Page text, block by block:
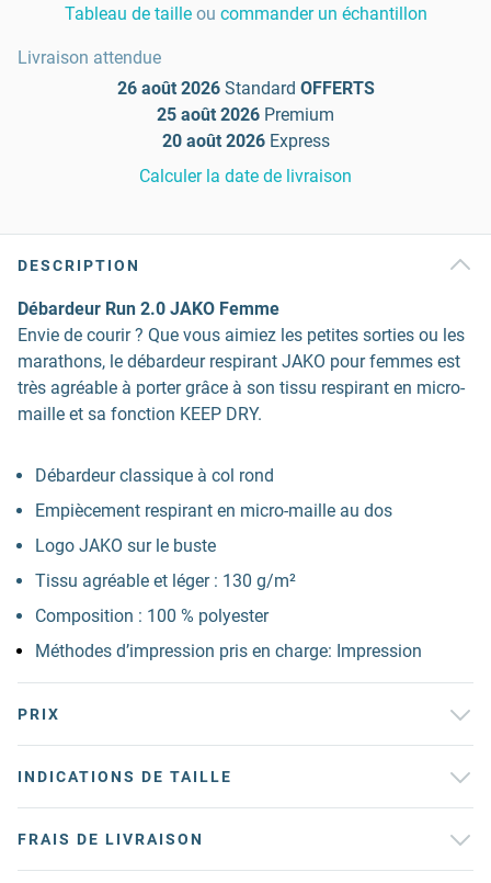
Tableau de taille ou commander un échantillon
Livraison attendue
26 août 2026 Standard OFFERTS
25 août 2026 Premium
20 août 2026 Express
Calculer la date de livraison
DESCRIPTION
Débardeur Run 2.0 JAKO Femme
Envie de courir ? Que vous aimiez les petites sorties ou les
marathons, le débardeur respirant JAKO pour femmes est
très agréable à porter grâce à son tissu respirant en micro-
maille et sa fonction KEEP DRY.
Débardeur classique à col rond
Empiècement respirant en micro-maille au dos
Logo JAKO sur le buste
Tissu agréable et léger : 130 g/m²
Composition : 100 % polyester
Méthodes d’impression pris en charge: Impression
PRIX
INDICATIONS DE TAILLE
FRAIS DE LIVRAISON